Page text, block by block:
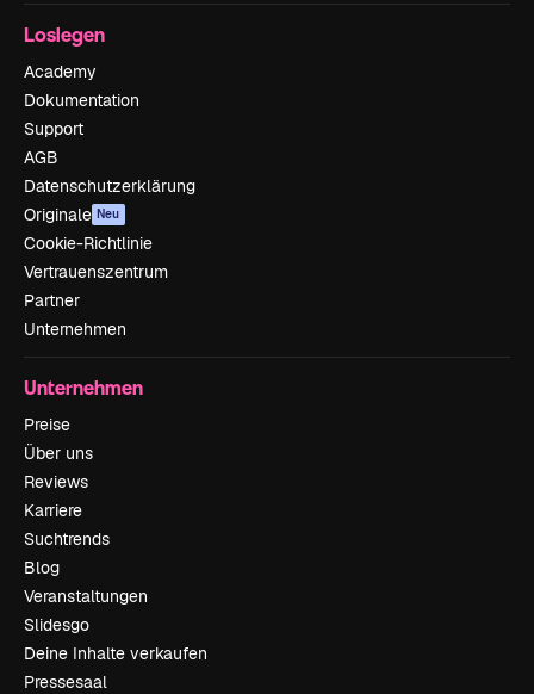
Loslegen
Academy
Dokumentation
Support
AGB
Datenschutzerklärung
Originale Neu
Cookie-Richtlinie
Vertrauenszentrum
Partner
Unternehmen
Unternehmen
Preise
Über uns
Reviews
Karriere
Suchtrends
Blog
Veranstaltungen
Slidesgo
Deine Inhalte verkaufen
Pressesaal